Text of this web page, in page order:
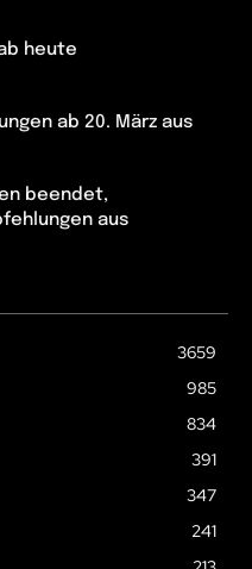
heute
ab 20. März aus
beendet,
aus
3659
985
834
391
347
241